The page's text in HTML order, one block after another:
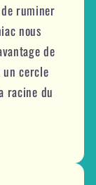
ruminer
nous
de
un cercle
racine du